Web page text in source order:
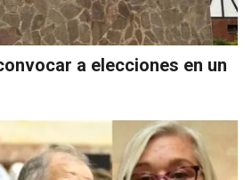
a elecciones en un